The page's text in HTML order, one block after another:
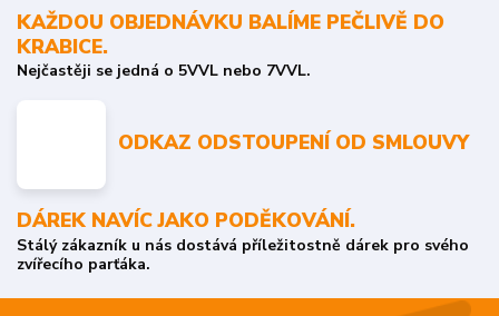
KAŽDOU OBJEDNÁVKU BALÍME PEČLIVĚ DO
KRABICE.
Nejčastěji se jedná o 5VVL nebo 7VVL.
ODKAZ ODSTOUPENÍ OD SMLOUVY
DÁREK NAVÍC JAKO PODĚKOVÁNÍ.
Stálý zákazník u nás dostává příležitostně dárek pro svého
zvířecího parťáka.